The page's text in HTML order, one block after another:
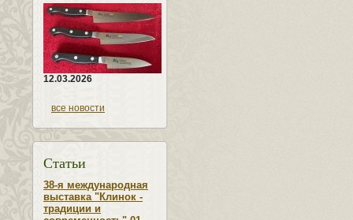
12.03.2026
все новости
Статьи
38-я международная
выставка "Клинок -
традиции и